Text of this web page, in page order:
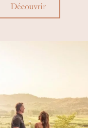
Découvrir